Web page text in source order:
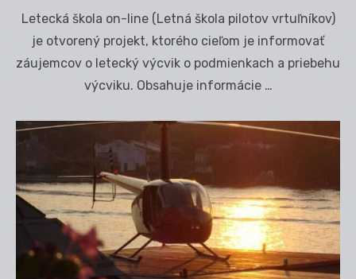
Letecká škola on-line (Letná škola pilotov vrtuľníkov)
je otvorený projekt, ktorého cieľom je informovať
záujemcov o letecký výcvik o podmienkach a priebehu
výcviku. Obsahuje informácie …